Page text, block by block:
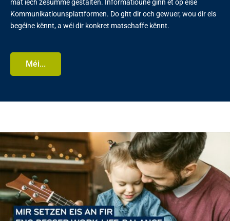
mat iech zesumme gestalten. Informatioune ginn et op eise
Kommunikatiounsplattformen. Do gitt dir och gewuer, wou dir eis
begéine kënnt, a wéi dir konkret matschaffe kënnt.
Méi...